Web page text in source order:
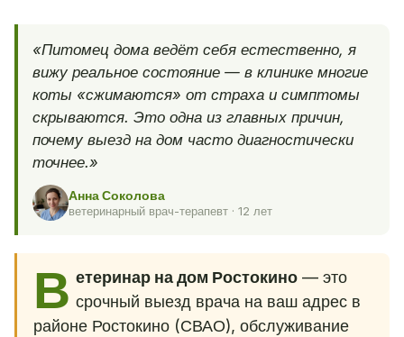
«Питомец дома ведёт себя естественно, я
вижу реальное состояние — в клинике многие
коты «сжимаются» от страха и симптомы
скрываются. Это одна из главных причин,
почему выезд на дом часто диагностически
точнее.»
Анна Соколова
ветеринарный врач-терапевт · 12 лет
В етеринар на дом Ростокино— это
срочный выезд врача на ваш адрес в
районе Ростокино (СВАО), обслуживание